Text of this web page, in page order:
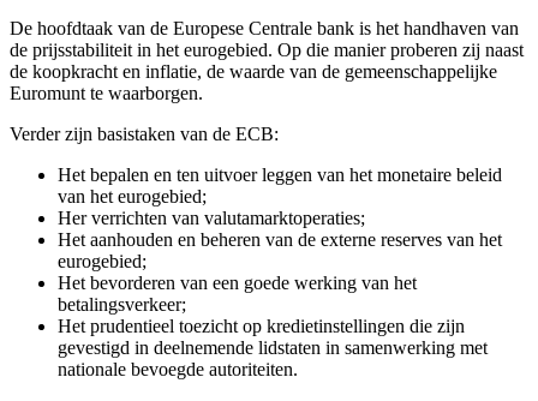
De hoofdtaak van de Europese Centrale bank is het handhaven van
de prijsstabiliteit in het eurogebied. Op die manier proberen zij naast
de koopkracht en inflatie, de waarde van de gemeenschappelijke
Euromunt te waarborgen.
Verder zijn basistaken van de ECB:
Het bepalen en ten uitvoer leggen van het monetaire beleid
van het eurogebied;
Her verrichten van valutamarktoperaties;
Het aanhouden en beheren van de externe reserves van het
eurogebied;
Het bevorderen van een goede werking van het
betalingsverkeer;
Het prudentieel toezicht op kredietinstellingen die zijn
gevestigd in deelnemende lidstaten in samenwerking met
nationale bevoegde autoriteiten.